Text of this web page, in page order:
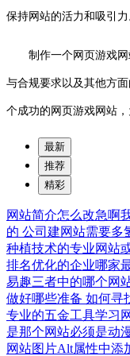
保持网站的活力和吸引力
制作一个网页游戏
与合规要求以及其他方
个成功的网页游戏网站
最新
推荐
精彩
网站简介怎么改急啊
的 公司建网站需要多
种植技术的专业网站
排名优化的企业哪家
易趣三者中的哪个网
做好哪些准备 如何寻
专业的五金工具学习
是那个网站必须是动
网站图片Alt属性中添